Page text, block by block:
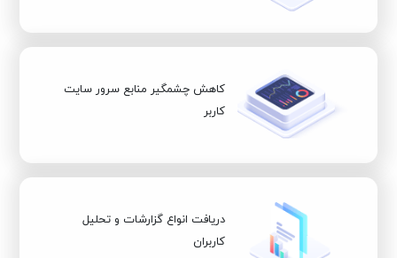
کاهش چشمگیر منابع سرور سایت
کاربر
دریافت انواع گزارشات و تحلیل
کاربران